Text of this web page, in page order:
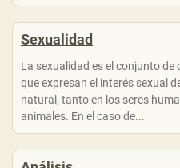
Sexualidad
La sexualidad es el conjunto
que expresan el interés sexual
natural, tanto en los seres
animales. En el caso de...